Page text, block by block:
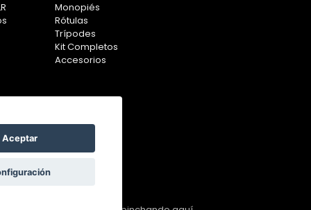
Monopiés
Rótulas
Trípodes
Kit Completos
Accesorios
Aceptar